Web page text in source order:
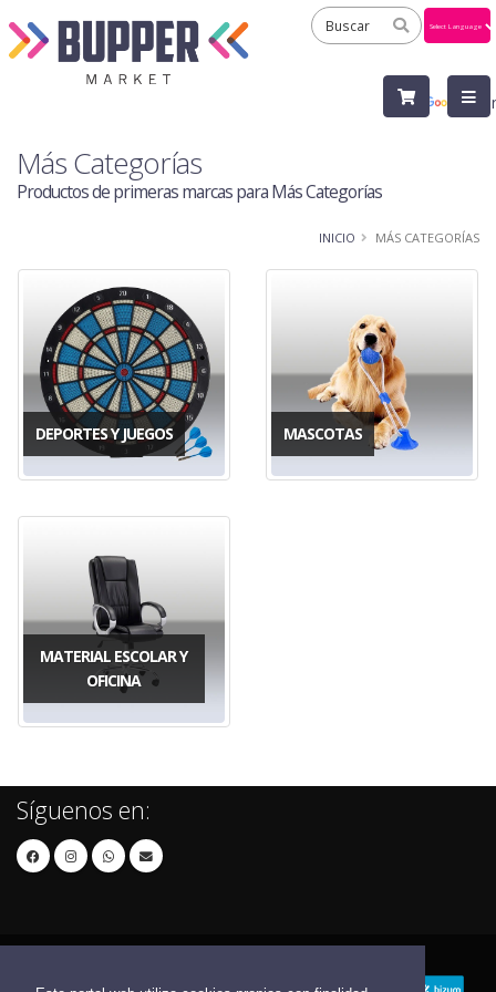
by
Más Categorías
Productos de primeras marcas para Más Categorías
INICIO MÁS CATEGORÍAS
DEPORTES Y JUEGOS MASCOTAS
MATERIAL ESCOLAR Y
OFICINA
Síguenos en: